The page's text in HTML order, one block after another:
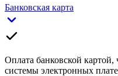
Банковская карта
Оплата банковской картой,
системы электронных